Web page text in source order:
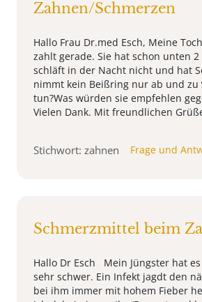
Zahnen/Schmerzen
Hallo Frau Dr.med Esch, Meine
zahlt gerade. Sie hat schon unten 2
schläft in der Nacht nicht und hat
nimmt kein Beißring nur ab und zu
tun?Was würden sie empfehlen
Vielen Dank. Mit freundlichen
Stichwort: zahnen Frage und
Schmerzmittel beim
Hallo Dr Esch Mein Jüngster hat
sehr schwer. Ein Infekt jagdt den
bei ihm immer mit hohem Fieber